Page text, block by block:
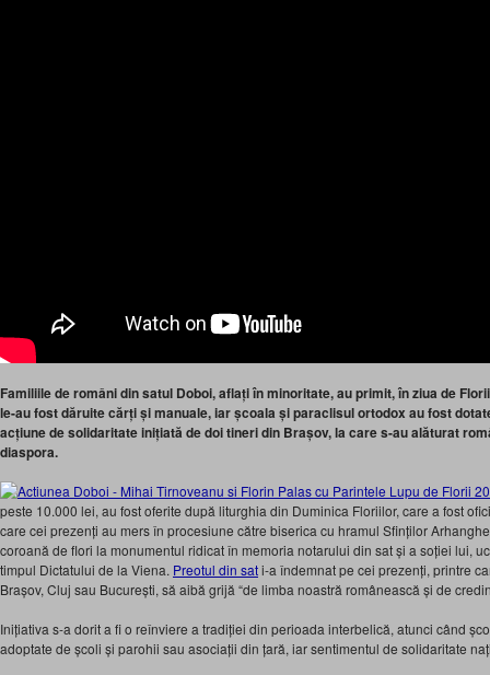
Familiile de români din satul Doboi, aflați în minoritate, au primit, în ziua de
le-au fost dăruite cărți și manuale, iar școala și paraclisul ortodox au fost
acțiune de solidaritate inițiată de doi tineri din Brașov, la care s-au alăturat
diaspora.
peste 10.000 lei, au fost oferite după liturghia din Duminica Floriilor, care a fost
care cei prezenți au mers în procesiune către biserica cu hramul Sfinților
coroană de flori la monumentul ridicat în memoria notarului din sat și a soției lui,
timpul Dictatului de la Viena. Preotul din sati-a îndemnat pe cei prezenți, printre
Brașov, Cluj sau București, să aibă grijă “de limba noastră românească și de
Inițiativa s-a dorit a fi o reînviere a tradiției din perioada interbelică, atunci când
adoptate de școli și parohii sau asociații din țară, iar sentimentul de solidaritate